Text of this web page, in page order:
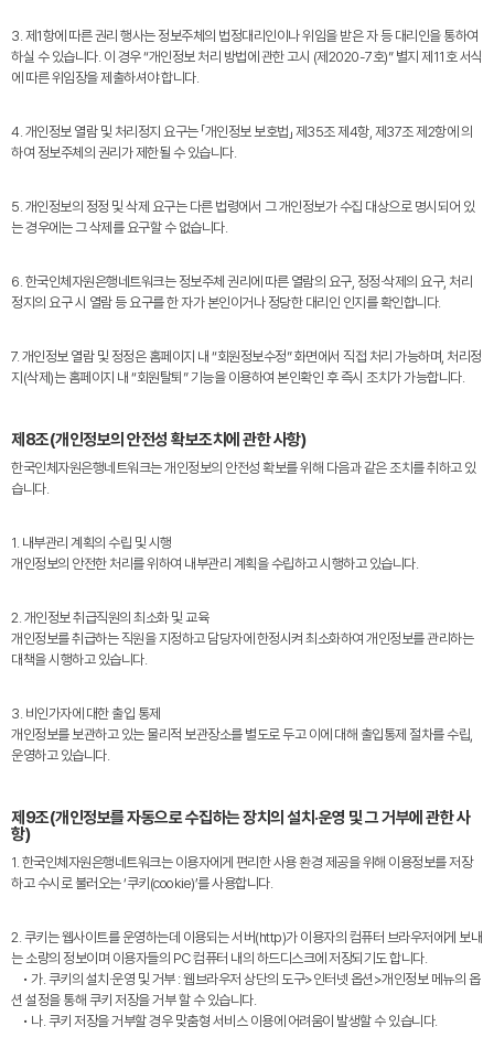
3. 제1항에 따른 권리 행사는 정보주체의 법정대리인이나 위임을 받은 자 등 대리인을 통하여
하실 수 있습니다. 이 경우 “개인정보 처리 방법에 관한 고시 (제2020-7호)” 별지 제11호 서식
에 따른 위임장을 제출하셔야 합니다.
4. 개인정보 열람 및 처리정지 요구는 「개인정보 보호법」 제35조 제4항, 제37조 제2항에 의
하여 정보주체의 권리가 제한될 수 있습니다.
5. 개인정보의 정정 및 삭제 요구는 다른 법령에서 그 개인정보가 수집 대상으로 명시되어 있
는 경우에는 그 삭제를 요구할 수 없습니다.
6. 한국인체자원은행네트워크는 정보주체 권리에 따른 열람의 요구, 정정·삭제의 요구, 처리
정지의 요구 시 열람 등 요구를 한 자가 본인이거나 정당한 대리인 인지를 확인합니다.
7. 개인정보 열람 및 정정은 홈페이지 내 “회원정보수정” 화면에서 직접 처리 가능하며, 처리정
지(삭제)는 홈페이지 내 “회원탈퇴” 기능을 이용하여 본인확인 후 즉시 조치가 가능합니다.
제8조(개인정보의 안전성 확보조치에 관한 사항)
한국인체자원은행네트워크는 개인정보의 안전성 확보를 위해 다음과 같은 조치를 취하고 있
습니다.
1. 내부관리 계획의 수립 및 시행
개인정보의 안전한 처리를 위하여 내부관리 계획을 수립하고 시행하고 있습니다.
2. 개인정보 취급직원의 최소화 및 교육
개인정보를 취급하는 직원을 지정하고 담당자에 한정시켜 최소화하여 개인정보를 관리하는
대책을 시행하고 있습니다.
3. 비인가자에 대한 출입 통제
개인정보를 보관하고 있는 물리적 보관장소를 별도로 두고 이에 대해 출입통제 절차를 수립,
운영하고 있습니다.
제9조(개인정보를 자동으로 수집하는 장치의 설치·운영 및 그 거부에 관한 사
항)
1. 한국인체자원은행네트워크는 이용자에게 편리한 사용 환경 제공을 위해 이용정보를 저장
하고 수시로 불러오는 ‘쿠키(cookie)’를 사용합니다.
2. 쿠키는 웹사이트를 운영하는데 이용되는 서버(http)가 이용자의 컴퓨터 브라우저에게 보내
는 소량의 정보이며 이용자들의 PC 컴퓨터 내의 하드디스크에 저장되기도 합니다.
• 가. 쿠키의 설치·운영 및 거부 : 웹브라우저 상단의 도구>인터넷 옵션>개인정보 메뉴의 옵
션 설정을 통해 쿠키 저장을 거부 할 수 있습니다.
• 나. 쿠키 저장을 거부할 경우 맞춤형 서비스 이용에 어려움이 발생할 수 있습니다.